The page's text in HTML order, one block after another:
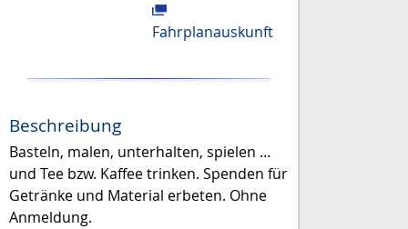
Fahrplanauskunft
Beschreibung
Basteln, malen, unterhalten, spielen …
und Tee bzw. Kaffee trinken. Spenden für
Getränke und Material erbeten. Ohne
Anmeldung.